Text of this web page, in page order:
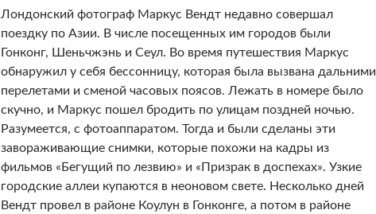
Лондонский фотограф Маркус Вендт недавно совершал
поездку по Азии. В числе посещенных им городов были
Гонконг, Шеньчжэнь и Сеул. Во время путешествия Маркус
обнаружил у себя бессонницу, которая была вызвана дальними
перелетами и сменой часовых поясов. Лежать в номере было
скучно, и Маркус пошел бродить по улицам поздней ночью.
Разумеется, с фотоаппаратом. Тогда и были сделаны эти
завораживающие снимки, которые похожи на кадры из
фильмов «Бегущий по лезвию» и «Призрак в доспехах». Узкие
городские аллеи купаются в неоновом свете. Несколько дней
Вендт провел в районе Коулун в Гонконге, а потом в районе